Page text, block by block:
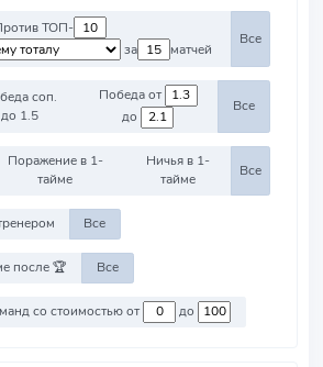
ТОП-
за
матчей
Все
соп.
до 1.5
Победа от
до
Все
Поражение в 1-
тайме
Ничья в 1-
тайме
Все
Все
после 🏆 Все
Против команд со стоимостью от до